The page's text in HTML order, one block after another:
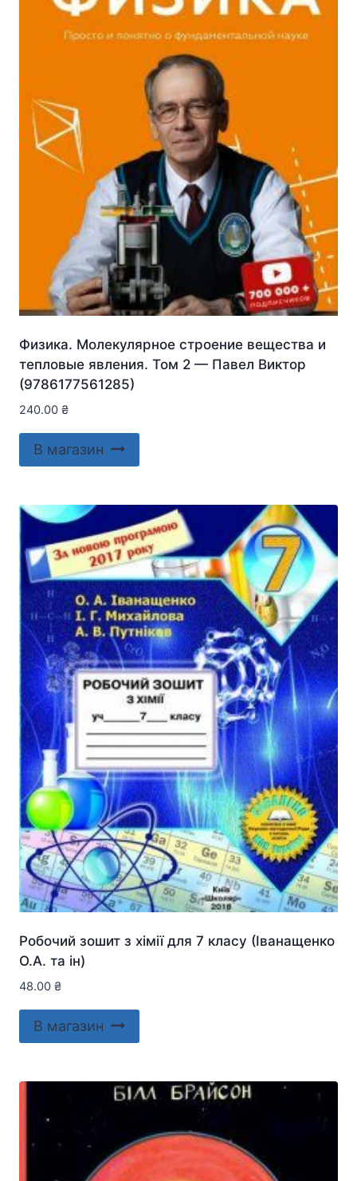
Физика. Молекулярное строение вещества и
тепловые явления. Том 2 — Павел Виктор
(9786177561285)
240.00 ₴
В магазин
Робочий зошит з хімії для 7 класу (Іванащенко
О.А. та ін)
48.00 ₴
В магазин